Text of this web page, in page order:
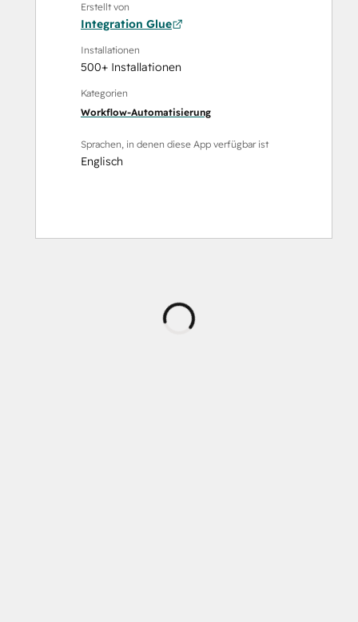
Erstellt von
Integration Glue
Installationen
500+ Installationen
Kategorien
Workflow-Automatisierung
Sprachen, in denen diese App verfügbar ist
Englisch
Wird
geladen